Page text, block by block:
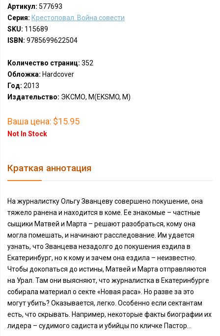
Артикул: 577693
Серия: Крестоповал. Война совести
SKU: 115689
ISBN: 9785699622504
Количество страниц: 352
Обложка: Hardcover
Год: 2013
Издательство: ЭКСМО, М(EKSMO, M)
Ваша цена: $15.95
Not In Stock
Краткая аннотация
На журналистку Ольгу Званцеву совершено покушение, она
тяжело ранена и находится в коме. Ее знакомые – частные
сыщики Матвей и Марта – решают разобраться, кому она
могла помешать, и начинают расследование. Им удается
узнать, что Званцева незадолго до покушения ездила в
Екатеринбург, но к кому и зачем она ездила – неизвестно.
Чтобы докопаться до истины, Матвей и Марта отправляются
на Урал. Там они выясняют, что журналистка в Екатеринбурге
собирала материал о секте «Новая раса». Но разве за это
могут убить? Оказывается, легко. Особенно если сектантам
есть, что скрывать. Например, некоторые факты биографии их
лидера – судимого садиста и убийцы по кличке Пастор…